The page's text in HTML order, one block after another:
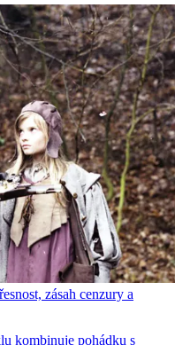
zásah cenzury a
kombinuje pohádku s